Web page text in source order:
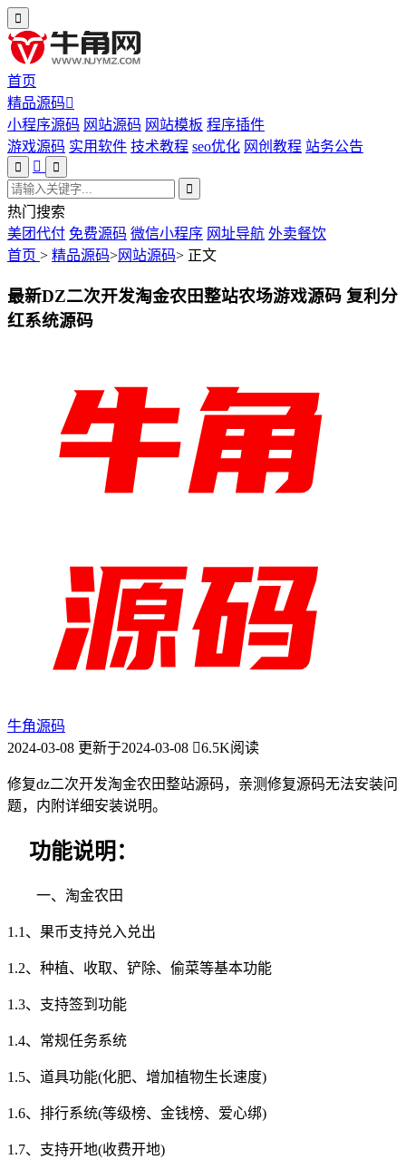
首页
精品源码
小程序源码 网站源码 网站模板 程序插件
游戏源码 实用软件 技术教程 seo优化 网创教程 站务公告
热门搜索
美团代付 免费源码 微信小程序 网址导航 外卖餐饮
首页 > 精品源码>网站源码> 正文
最新DZ二次开发淘金农田整站农场游戏源码 复利分
红系统源码
牛角源码
2024-03-08 更新于2024-03-08 6.5K阅读
修复dz二次开发淘金农田整站源码，亲测修复源码无法安装问
题，内附详细安装说明。
功能说明：
一、淘金农田
1.1、果币支持兑入兑出
1.2、种植、收取、铲除、偷菜等基本功能
1.3、支持签到功能
1.4、常规任务系统
1.5、道具功能(化肥、增加植物生长速度)
1.6、排行系统(等级榜、金钱榜、爱心绑)
1.7、支持开地(收费开地)